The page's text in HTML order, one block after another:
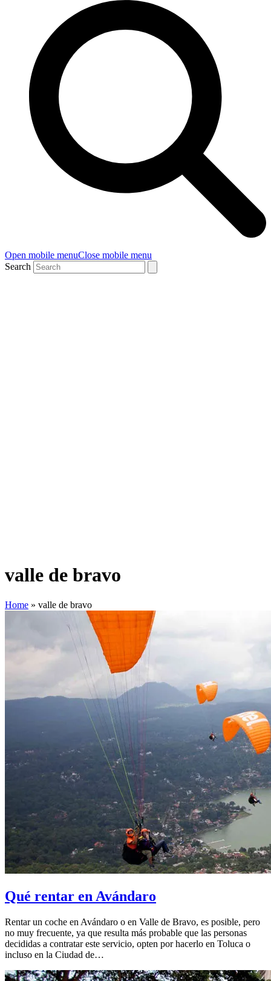
Open mobile menuClose mobile menu
Search
valle de bravo
Home » valle de bravo
Qué rentar en Avándaro
Rentar un coche en Avándaro o en Valle de Bravo, es posible, pero
no muy frecuente, ya que resulta más probable que las personas
decididas a contratar este servicio, opten por hacerlo en Toluca o
incluso en la Ciudad de…